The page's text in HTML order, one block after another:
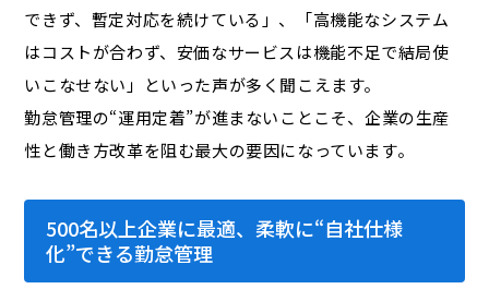
できず、暫定対応を続けている」、「高機能なシステム
はコストが合わず、安価なサービスは機能不足で結局使
いこなせない」といった声が多く聞こえます。
勤怠管理の“運用定着”が進まないことこそ、企業の生産
性と働き方改革を阻む最大の要因になっています。
500名以上企業に最適、柔軟に“自社仕様
化”できる勤怠管理